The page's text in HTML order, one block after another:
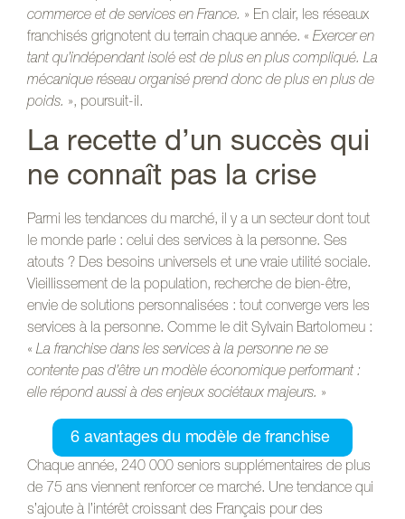
commerce et de services en France. » En clair, les réseaux
franchisés grignotent du terrain chaque année. « Exercer en
tant qu’indépendant isolé est de plus en plus compliqué. La
mécanique réseau organisé prend donc de plus en plus de
poids. », poursuit-il.
La recette d’un succès qui
ne connaît pas la crise
Parmi les tendances du marché, il y a un secteur dont tout
le monde parle : celui des services à la personne. Ses
atouts ? Des besoins universels et une vraie utilité sociale.
Vieillissement de la population, recherche de bien-être,
envie de solutions personnalisées : tout converge vers les
services à la personne. Comme le dit Sylvain Bartolomeu :
« La franchise dans les services à la personne ne se
contente pas d’être un modèle économique performant :
elle répond aussi à des enjeux sociétaux majeurs. »
6 avantages du modèle de franchise
Chaque année, 240 000 seniors supplémentaires de plus
de 75 ans viennent renforcer ce marché. Une tendance qui
s’ajoute à l’intérêt croissant des Français pour des